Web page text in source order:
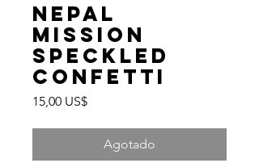
Nepal
Mission
Speckled
Confetti
15,00 US$Precio
Agotado